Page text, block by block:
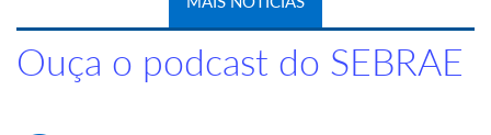
Ouça o podcast do SEBRAE